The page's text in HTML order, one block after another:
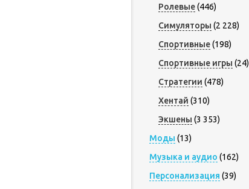
Ролевые(446)
Симуляторы (2 228)
Спортивные(198)
Спортивные игры (24)
Стратегии (478)
Хентай (310)
Экшены (3 353)
Моды (13)
Музыка и аудио (162)
Персонализация (39)